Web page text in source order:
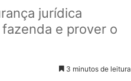
jurídica
e prover o
3 minutos de leitura